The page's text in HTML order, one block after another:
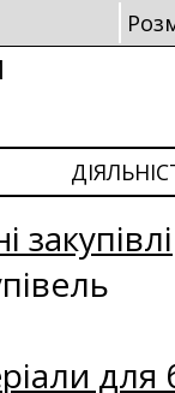
закупівлі
для